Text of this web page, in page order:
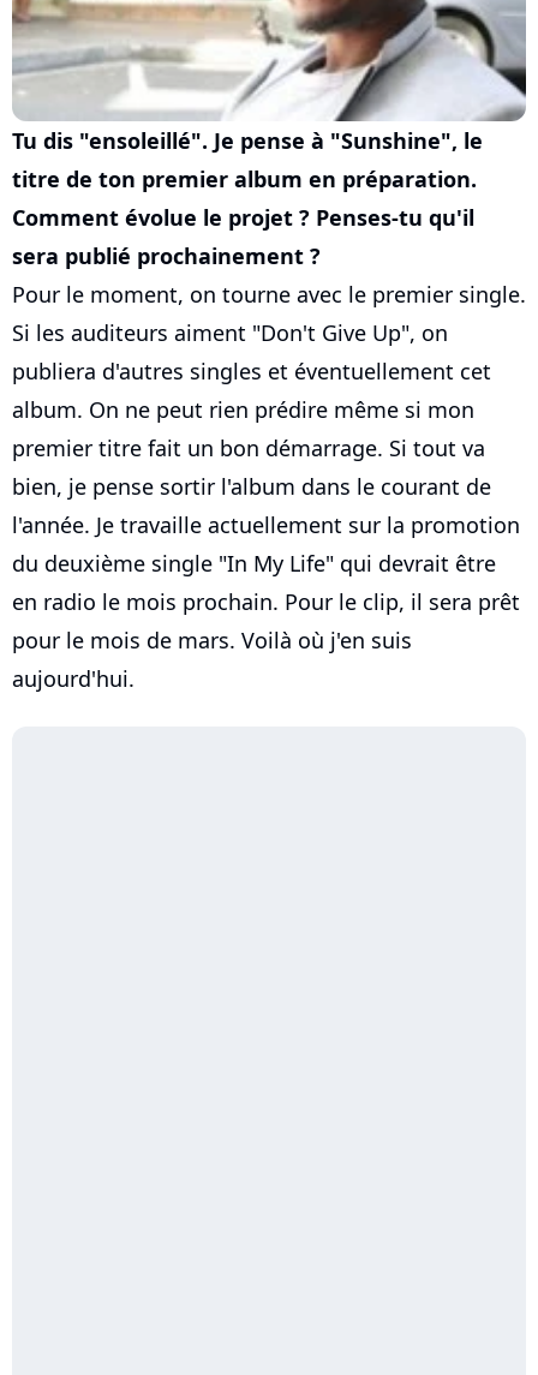
Tu dis "ensoleillé". Je pense à "Sunshine", le
titre de ton premier album en préparation.
Comment évolue le projet ? Penses-tu qu'il
sera publié prochainement ?
Pour le moment, on tourne avec le premier single.
Si les auditeurs aiment "Don't Give Up", on
publiera d'autres singles et éventuellement cet
album. On ne peut rien prédire même si mon
premier titre fait un bon démarrage. Si tout va
bien, je pense sortir l'album dans le courant de
l'année. Je travaille actuellement sur la promotion
du deuxième single "In My Life" qui devrait être
en radio le mois prochain. Pour le clip, il sera prêt
pour le mois de mars. Voilà où j'en suis
aujourd'hui.